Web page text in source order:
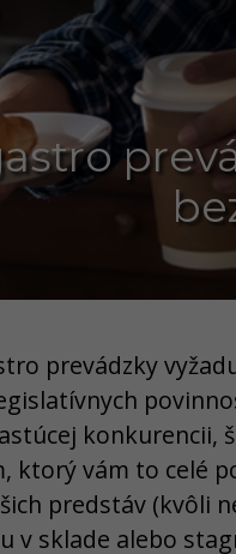
prevádzky
konkurencii,
ktorý vám to celé
predstáv (kvôli
v sklade alebo